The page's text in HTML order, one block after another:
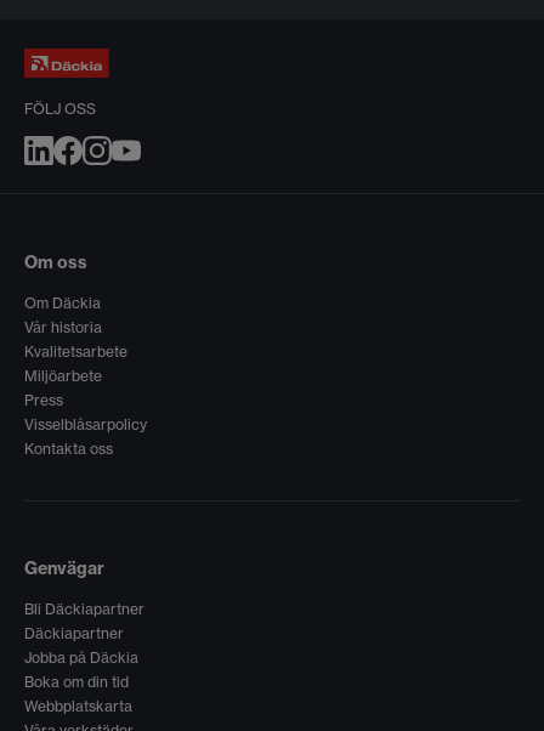
FÖLJ OSS
Om oss
Om Däckia
Vår historia
Kvalitetsarbete
Miljöarbete
Press
Visselblåsarpolicy
Kontakta oss
Genvägar
Bli Däckiapartner
Däckiapartner
Jobba på Däckia
Boka om din tid
Webbplatskarta